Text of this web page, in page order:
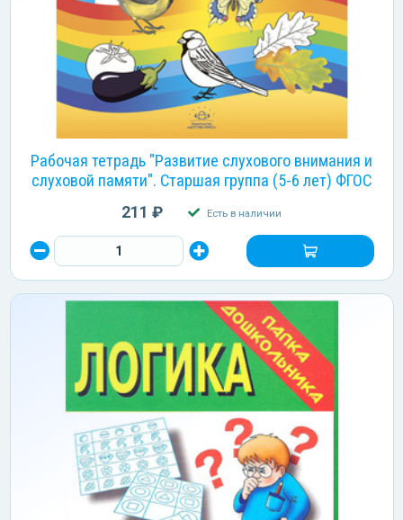
Рабочая тетрадь "Развитие слухового внимания и
слуховой памяти". Старшая группа (5-6 лет) ФГОС
211 ₽ Есть в наличии